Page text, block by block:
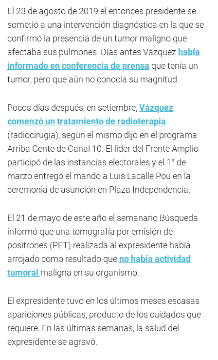
El 23 de agosto de 2019 el entonces presidente se
sometió a una intervención diagnóstica en la que se
confirmó la presencia de un tumor maligno que
afectaba sus pulmones. Días antes Vázquez había
informado en conferencia de prensa que tenía un
tumor, pero que aún no conocía su magnitud.
Pocos días después, en setiembre,Vázquez
comenzó un tratamiento de radioterapia
(radiocirugía), según el mismo dijo en el programa
Arriba Gente de Canal 10. El líder del Frente Amplio
participó de las instancias electorales y el 1° de
marzo entregó el mando a Luis Lacalle Pou en la
ceremonia de asunción en Plaza Independencia.
El 21 de mayo de este año el semanario Búsqueda
informó que una tomografía por emisión de
positrones (PET) realizada al expresidente había
arrojado como resultado que no había actividad
tumoral maligna en su organismo.
El expresidente tuvo en los últimos meses escasas
apariciones públicas, producto de los cuidados que
requiere. En las últimas semanas, la salud del
expresidente se agravó.